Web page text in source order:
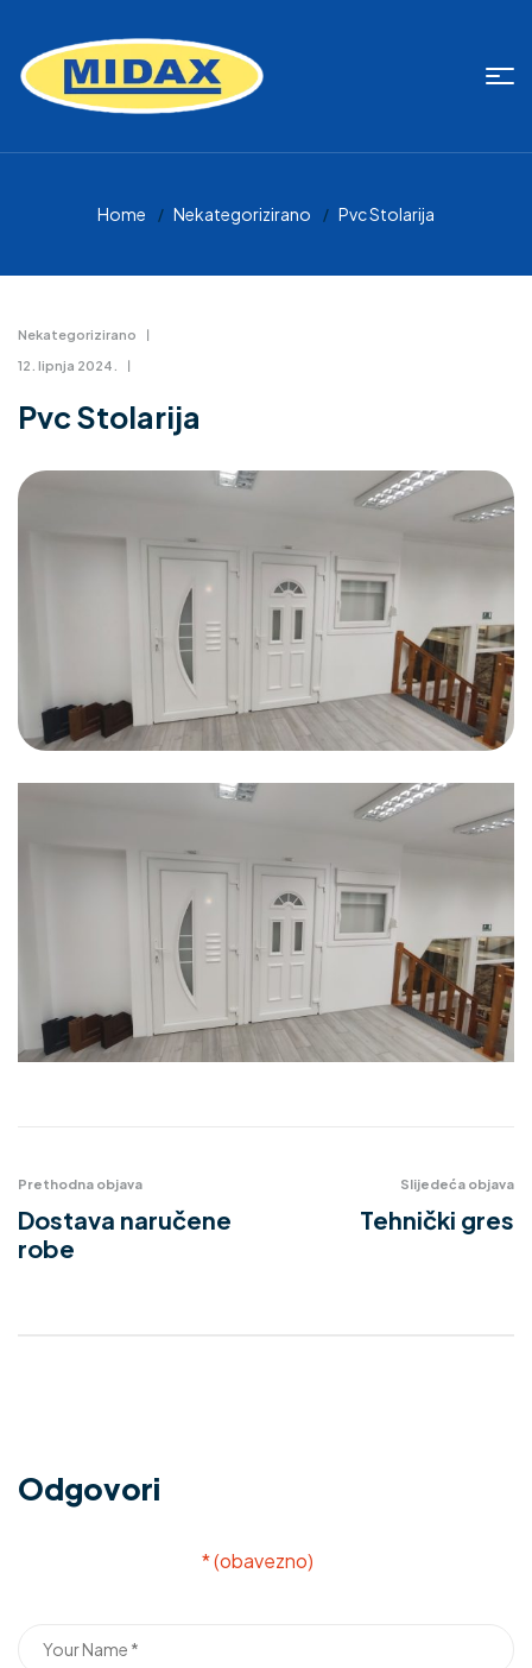
Home Nekategorizirano Pvc Stolarija
12. lipnja 2024.
Nekategorizirano
Pvc Stolarija
Prethodna objava
Dostava naručene
robe
Slijedeća objava
Tehnički gres
Odgovori
* (obavezno)